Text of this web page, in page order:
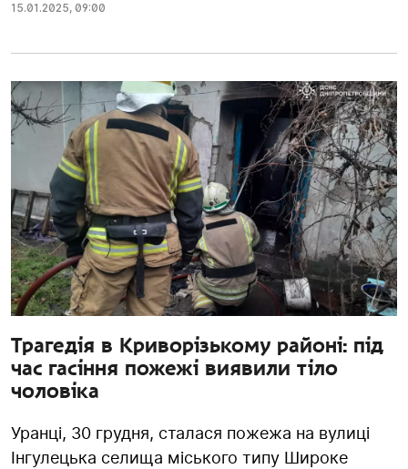
15.01.2025, 09:00
Трагедія в Криворізькому районі: під
час гасіння пожежі виявили тіло
чоловіка
Уранці, 30 грудня, сталася пожежа на вулиці
Інгулецька селища міського типу Широке